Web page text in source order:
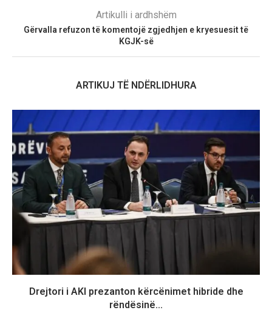
Artikulli i ardhshëm
Gërvalla refuzon të komentojë zgjedhjen e kryesuesit të
KGJK-së
ARTIKUJ TË NDËRLIDHURA
Drejtori i AKI prezanton kërcënimet hibride dhe
rëndësinë...